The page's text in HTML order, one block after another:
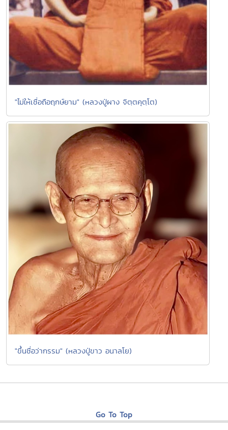
"ไม่ให้เชื่อถือฤกษ์ยาม" (หลวงปู่ผาง จิตฺตคุตฺโต)
"ขึ้นชื่อว่ากรรม" (หลวงปู่ขาว อนาลโย)
Go To Top